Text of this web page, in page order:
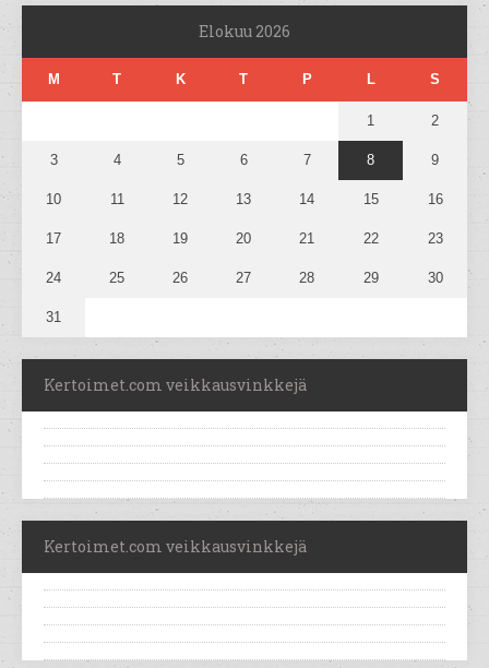
Elokuu 2026
M T K T P L S
1 2
3 4 5 6 7 8 9
10 11 12 13 14 15 16
17 18 19 20 21 22 23
24 25 26 27 28 29 30
31
Kertoimet.com veikkausvinkkejä
Kertoimet.com veikkausvinkkejä